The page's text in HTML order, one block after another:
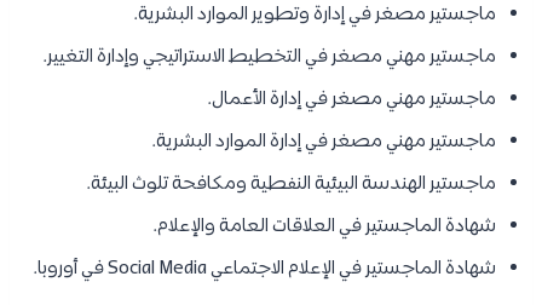
ماجستير مصغر في إدارة وتطوير الموارد البشرية.
ماجستير مهني مصغر في التخطيط الاستراتيجي وإدارة التغيير.
ماجستير مهني مصغر في إدارة الأعمال.
ماجستير مهني مصغر في إدارة الموارد البشرية.
ماجستير الهندسة البيئية النفطية ومكافحة تلوث البيئة.
شهادة الماجستير في العلاقات العامة والإعلام.
شهادة الماجستير في الإعلام الاجتماعي Social Media في أوروبا.